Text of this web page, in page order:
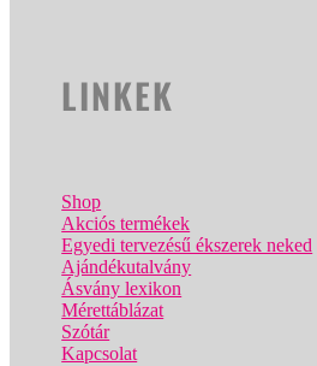
LINKEK
Shop
Akciós termékek
Egyedi tervezésű ékszerek neked
Ajándékutalvány
Ásvány lexikon
Mérettáblázat
Szótár
Kapcsolat